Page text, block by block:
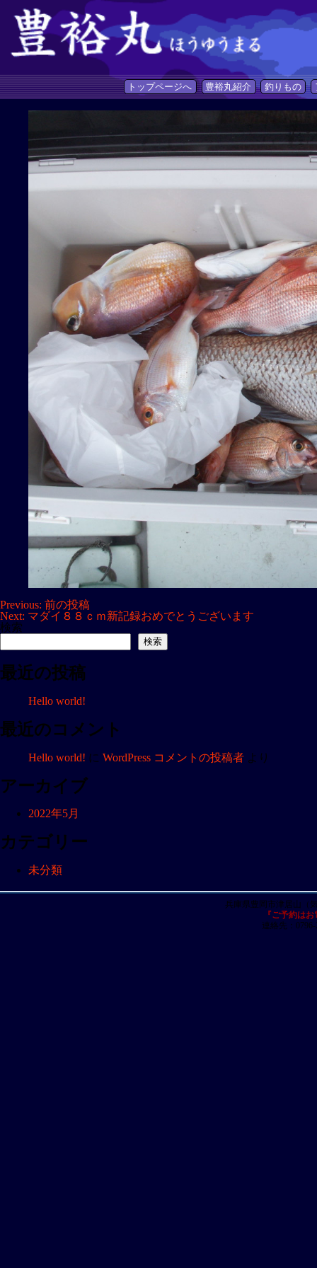
トップページへ 豊裕丸紹介 釣りもの
投
稿
ゲ
ョ
ン
Previous: 前の投稿
Next: マダイ８８ｃｍ新記録おめでとうございます
検索
検索
最近の投稿
Hello world!
最近のコメント
Hello world! に WordPress コメントの投稿者 より
アーカイブ
2022年5月
カテゴリー
未分類
兵庫県豊岡市津居山
『ご予約は
連絡先：